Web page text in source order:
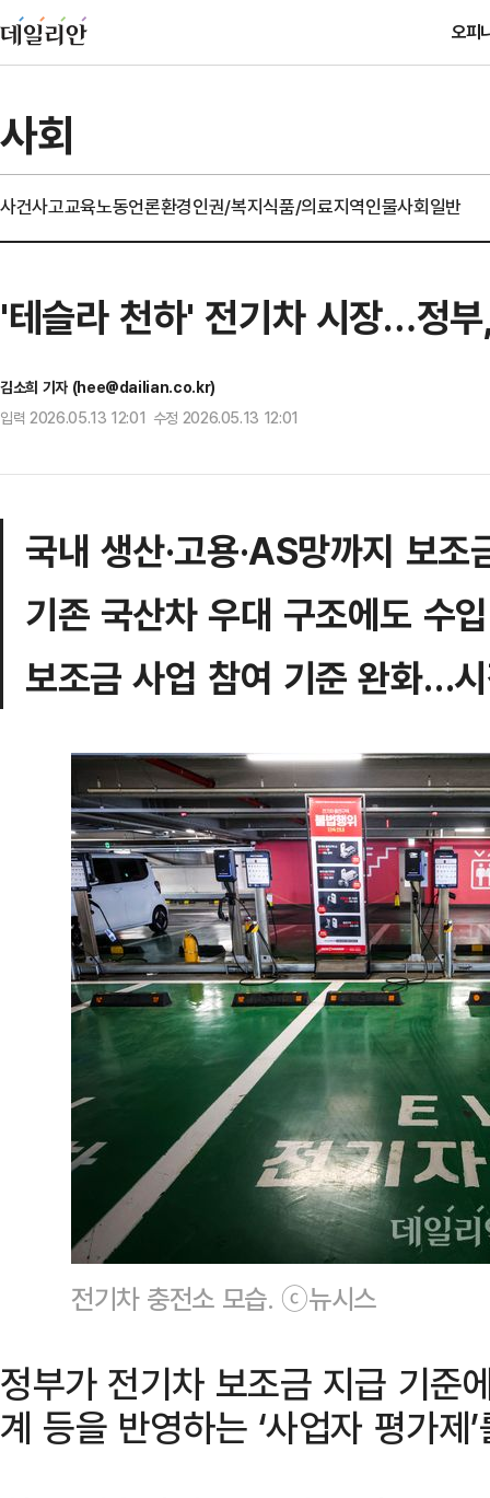
오피
사회
사건사고교육노동언론환경인권/복지식품/의료지역인물사회일반
'테슬라 천하' 전기차 시장…정
김소희 기자 (hee@dailian.co.kr)
입력 2026.05.13 12:01 수정 2026.05.13 12:01
국내 생산·고용·AS망까지 보조
기존 국산차 우대 구조에도 수
보조금 사업 참여 기준 완화…
전기차 충전소 모습. ⓒ뉴시스
정부가 전기차 보조금 지급 기준
계 등을 반영하는 ‘사업자 평가제